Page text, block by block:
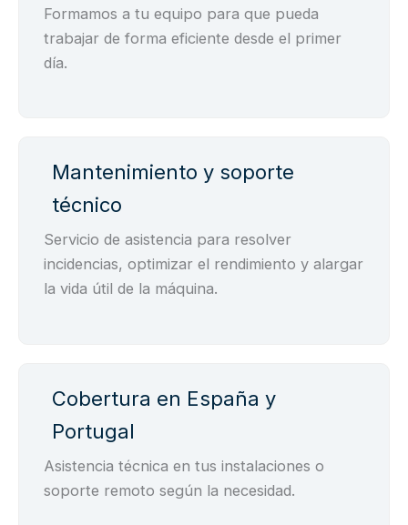
Formamos a tu equipo para que pueda
trabajar de forma eficiente desde el primer
día.
Mantenimiento y soporte
técnico
Servicio de asistencia para resolver
incidencias, optimizar el rendimiento y alargar
la vida útil de la máquina.
Cobertura en España y
Portugal
Asistencia técnica en tus instalaciones o
soporte remoto según la necesidad.